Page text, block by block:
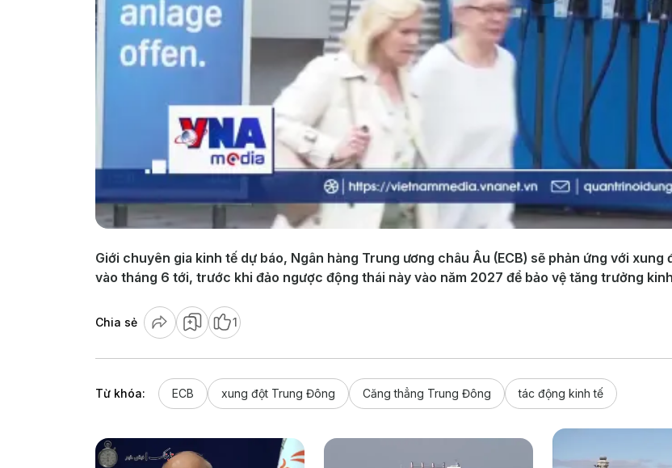
Video
Giới chuyên gia kinh tế dự báo, Ngân hàng Trung ương châu Âu (ECB) sẽ phản ứng với
vào tháng 6 tới, trước khi đảo ngược động thái này vào năm 2027 để bảo vệ tăng trưởng
Chia sẻ 1
Từ khóa: ECB xung đột Trung Đông Căng thẳng Trung Đông tác động kinh tế